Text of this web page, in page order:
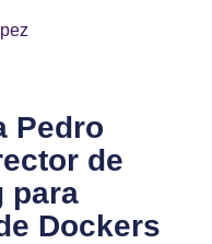
Pedro
de
para
Dockers